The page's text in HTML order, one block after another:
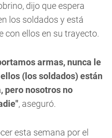
dijo que espera
los soldados y está
con ellos en su trayecto.
armas, nunca le
(los soldados) están
pero nosotros no
, aseguró.
esta semana por el